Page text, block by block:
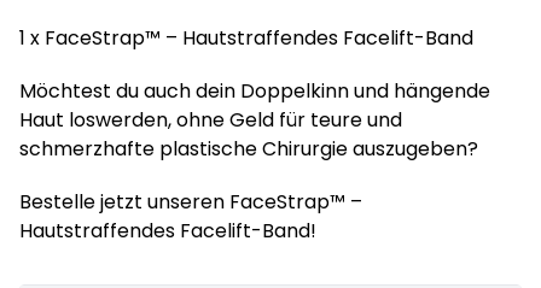
1 x FaceStrap™ – Hautstraffendes Facelift-Band
Möchtest du auch dein Doppelkinn und hängende
Haut loswerden, ohne Geld für teure und
schmerzhafte plastische Chirurgie auszugeben?
Bestelle jetzt unseren FaceStrap™ –
Hautstraffendes Facelift-Band!